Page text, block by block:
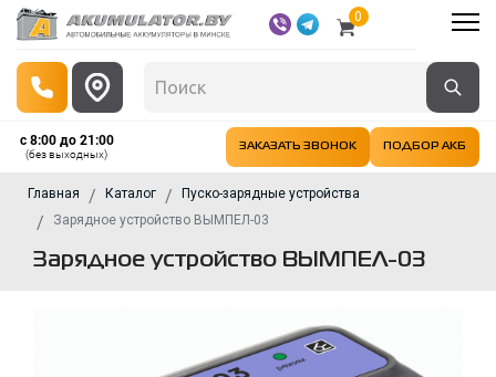
0
с 8:00 до 21:00
(без выходных)
ЗАКАЗАТЬ ЗВОНОК ПОДБОР АКБ
Главная Каталог
Пуско-зарядные устройства
Зарядное устройство ВЫМПЕЛ-03
Зарядное устройство ВЫМПЕЛ-03